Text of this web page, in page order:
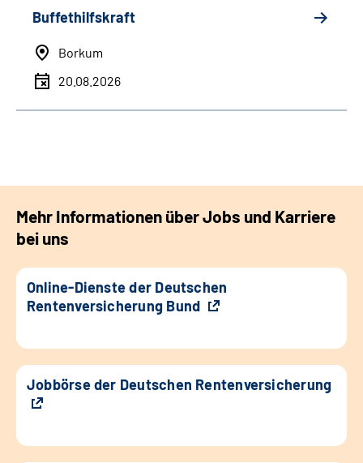
Buffethilfskraft
Borkum
20.08.2026
Mehr Informationen über Jobs und Karriere
bei uns
Online-Dienste der Deutschen
Rentenversicherung Bund
Jobbörse der Deutschen Rentenversicherung